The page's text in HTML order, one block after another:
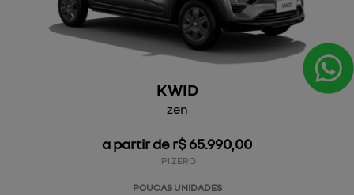
KWID
zen
a partir de r$ 65.990,00
IPI ZERO
POUCAS UNIDADES